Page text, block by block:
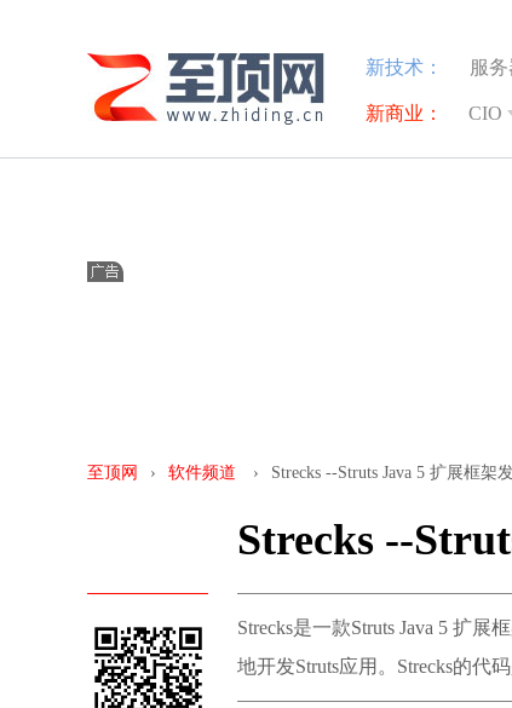
新技术： 服务
新商业： CIO
至顶网 › 软件频道 › Strecks --Struts Java 5 扩展框架
Strecks --
Strecks是一款Struts Java 5 扩
地开发Struts应用。Strecks的代